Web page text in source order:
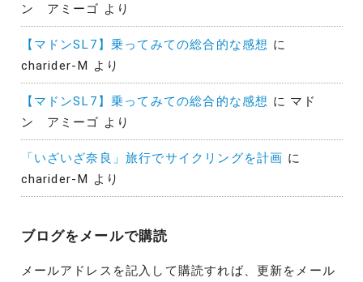
ン アミーゴ より
【マドンSL7】乗ってみての総合的な感想 に
charider-M より
【マドンSL7】乗ってみての総合的な感想 に マド
ン アミーゴ より
「いざいざ奈良」旅行でサイクリングを計画 に
charider-M より
ブログをメールで購読
メールアドレスを記入して購読すれば、更新をメール